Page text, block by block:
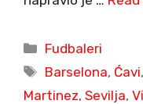
Categories
Fudbaleri
Tags
Barselona, Ćavi,
Martinez, Sevilja,